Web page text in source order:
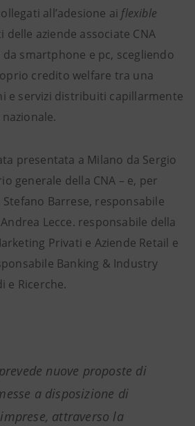
all’adesione ai flexible
delle aziende associate CNA
smartphone e pc, scegliendo
credito welfare tra una
e servizi distribuiti capillarmente
presentata a Milano da Sergio
generale della CNA – e, per
Stefano Barrese, responsabile
Lecce. responsabile della
Privati e Aziende Retail e
Banking & Industry
e Ricerche.
nuove proposte di
a disposizione di
attraverso la